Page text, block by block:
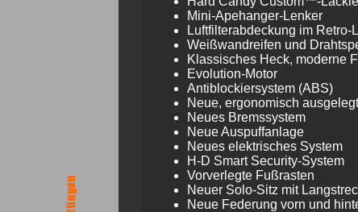
Mini-Apehanger-Lenker
Luftfilterabdeckung im Retro-
Weißwandreifen und
Klassisches Heck, moderne
Evolution-Motor
Antiblockiersystem (ABS)
Neue, ergonomisch
Neues Bremssystem
Neue Auspuffanlage
Neues elektrisches System
H-D Smart Security-System
Vorverlegte Fußrasten
Neuer Solo-Sitz mit
Neue Federung vorn und